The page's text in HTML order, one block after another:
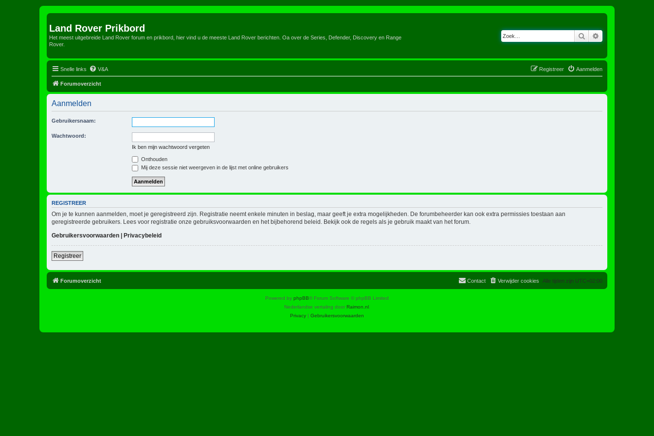
Land Rover Prikbord
Het meest uitgebreide Land Rover forum en prikbord, hier vind u de meeste Land Rover berichten. Oa over de Series, Defender, Discovery en Range
Rover.
Zoek
Snelle links V&A Aanmelden
Registreer
Forumoverzicht
Aanmelden
Gebruikersnaam:
Wachtwoord:
Ik ben mijn wachtwoord vergeten
Onthouden
Mij deze sessie niet weergeven in de lijst met online gebruikers
REGISTREER
Om je te kunnen aanmelden, moet je geregistreerd zijn. Registratie neemt enkele minuten in beslag, maar geeft je extra mogelijkheden. De forumbeheerder kan ook extra permissies toestaan aan
geregistreerde gebruikers. Lees voor registratie onze gebruiksvoorwaarden en het bijbehorend beleid. Bekijk ook de regels als je gebruik maakt van het forum.
Gebruikersvoorwaarden
Privacybeleid
Registreer
Forumoverzicht Alle tijden zijn UTC+02:00
Verwijder cookies
Contact
Powered by phpBB® Forum Software © phpBB Limited
Nederlandse vertaling door Raimon.nl.
Privacy | Gebruikersvoorwaarden